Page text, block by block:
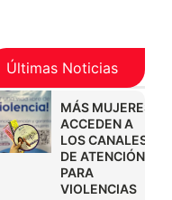
Últimas Noticias
MÁS MUJERES
ACCEDEN A
LOS CANALES
DE ATENCIÓN
PARA
VIOLENCIAS